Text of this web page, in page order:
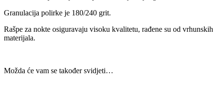
Granulacija polirke je 180/240 grit.
Rašpe za nokte osiguravaju visoku kvalitetu, rađene su od vrhunskih
materijala.
Možda će vam se također svidjeti…